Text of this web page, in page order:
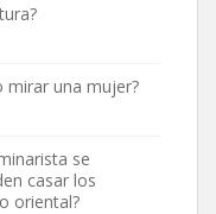
mirar una mujer?
se
casar los
oriental?